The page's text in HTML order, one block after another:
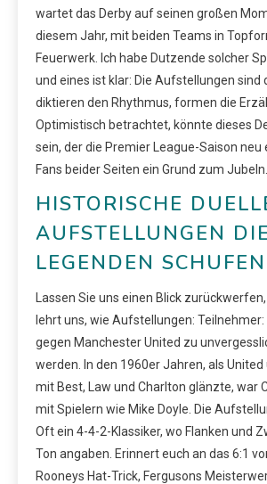
wartet das Derby auf seinen großen
diesem Jahr, mit beiden Teams in
Feuerwerk. Ich habe Dutzende solcher
und eines ist klar: Die Aufstellungen sind
diktieren den Rhythmus, formen die
Optimistisch betrachtet, könnte dieses
sein, der die Premier League-Saison
Fans beider Seiten ein Grund zum Jubeln.
HISTORISCHE
AUFSTELLUNGEN
LEGENDEN SCHUFEN
Lassen Sie uns einen Blick
lehrt uns, wie Aufstellungen:
gegen Manchester United zu
werden. In den 1960er Jahren, als
mit Best, Law und Charlton glänzte, war
mit Spielern wie Mike Doyle. Die
Oft ein 4-4-2-Klassiker, wo Flanken und
Ton angaben. Erinnert euch an das 6:1
Rooneys Hat-Trick, Fergusons